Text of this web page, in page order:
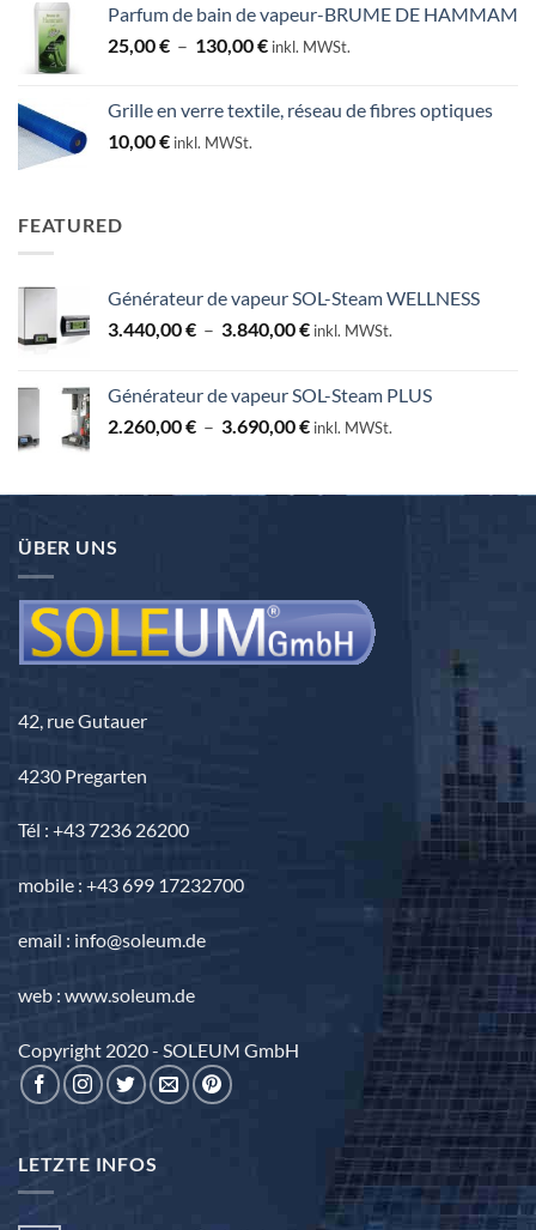
Parfum de bain de vapeur-BRUME DE HAMMAM
25,00€ – 130,00€Plage
25,00 €
inkl. MWSt.
Grille en verre textile, réseau de fibres optiques
10,00€ inkl. MWSt.
FEATURED
Générateur de vapeur SOL-Steam WELLNESS
3.440,00€ – 3.840,00€Plage
3.440,00 €
à
inkl. MWSt.
Générateur de vapeur SOL-Steam PLUS
2.260,00€ – 3.690,00€Plage
2.260,00 €
inkl. MWSt.
ÜBER UNS
42, rue Gutauer
4230 Pregarten
Tél : +43 7236 26200
mobile : +43 699 17232700
email : info@soleum.de
web : www.soleum.de
Copyright 2020 - SOLEUM GmbH
LETZTE INFOS